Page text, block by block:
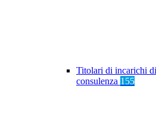
Titolari di incarichi
consulenza 155